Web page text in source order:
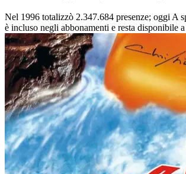
Nel 1996 totalizzò 2.347.684 presenze; oggi A
è incluso negli abbonamenti e resta disponibile